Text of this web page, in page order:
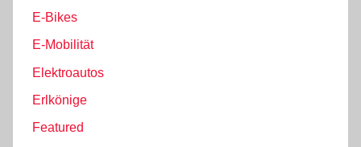
E-Bikes
E-Mobilität
Elektroautos
Erlkönige
Featured